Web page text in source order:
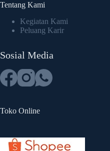
Tentang Kami
Kegiatan Kami
Peluang Karir
Sosial Media
Toko Online